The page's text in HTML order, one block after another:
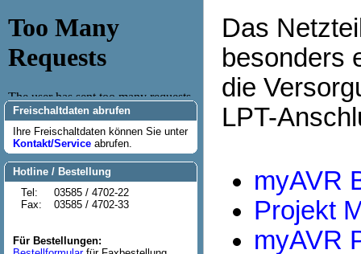
Freischaltdaten abrufen
Ihre Freischaltdaten können Sie unter
Kontakt/Service abrufen.
Hotline / Bestellung
Tel:
Fax:
03585 / 4702-22
03585 / 4702-33
Für Bestellungen:
Das
besonders
die
LPT-
myAVR
Projekt
myAVR